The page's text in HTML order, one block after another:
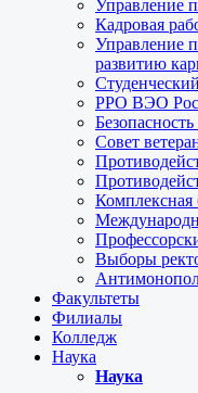
Управление
Кадровая
Управление
развитию
РРО ВЭО
Совет
Комплексная
Выборы
Факультеты
Филиалы
Колледж
Наука
Наука